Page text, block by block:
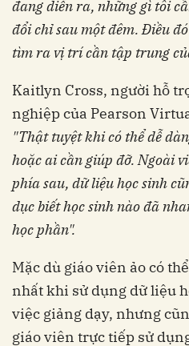
đang diễn ra, những gì tôi
đổi chỉ sau một đêm. Điều
tìm ra vị trí cần tập trung
Kaitlyn Cross, người hỗ
nghiệp của Pearson
"Thật tuyệt khi có thể dễ
hoặc ai cần giúp đỡ. Ngoài
phía sau, dữ liệu học sinh
dục biết học sinh nào đã
học phần".
Mặc dù giáo viên ảo có
nhất khi sử dụng dữ liệu
việc giảng dạy, nhưng
giáo viên trực tiếp sử